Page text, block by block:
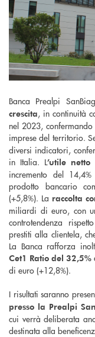
Banca Prealpi
crescita, in continuità
nel 2023,
imprese del territorio.
diversi indicatori,
in Italia. L’utile netto
incremento del
prodotto bancario
(+5,8%). La raccolta
miliardi di euro, con
controtendenza
prestiti alla clientela,
La Banca rafforza
Cet1 Ratio del 32,5%
di euro (+12,8%).
I risultati saranno
presso la Prealpi
cui verrà deliberata
destinata alla